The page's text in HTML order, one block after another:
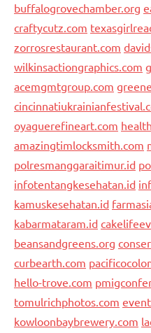
buffalogrovechamber.org
craftycutz.com
zorrosrestaurant.com
wilkinsactiongraphics.com
acemgmtgroup.com
oyaguerefineart.com
amazingtimlocksmith.com
polresmanggaraitimur.id
infotentangkesehatan.id
kamuskesehatan.id
kabarmataram.id
beansandgreens.org
curbearth.com
hello-trove.com
tomulrichphotos.com
kowloonbaybrewery.com